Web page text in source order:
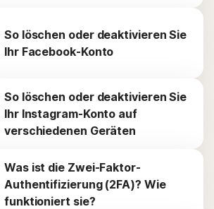
So löschen oder deaktivieren Sie
Ihr Facebook-Konto
So löschen oder deaktivieren Sie
Ihr Instagram-Konto auf
verschiedenen Geräten
Was ist die Zwei-Faktor-
Authentifizierung (2FA)? Wie
funktioniert sie?